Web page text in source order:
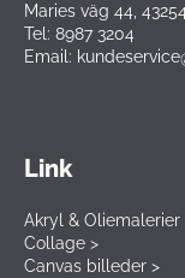
Maries väg 44,
Tel: 8987 3204
Email:
Link
Akryl & Oliemalerier
Collage >
Canvas billeder >